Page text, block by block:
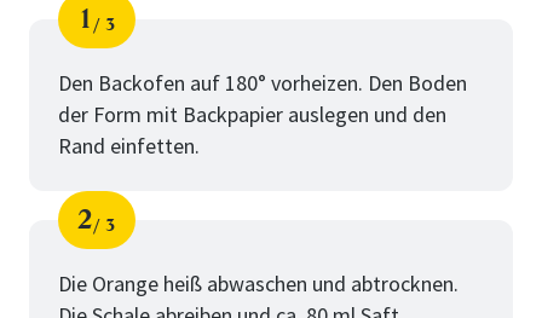
Schritt
1
von
3
Den Backofen auf 180° vorheizen. Den Boden
der Form mit Backpapier auslegen und den
Rand einfetten.
Schritt
2
von
3
Die Orange heiß abwaschen und abtrocknen.